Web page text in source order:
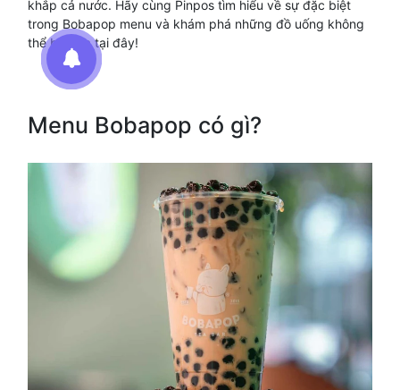
khắp cả nước. Hãy cùng Pinpos tìm hiểu về sự đặc biệt
trong Bobapop menu và khám phá những đồ uống không
thể bỏ qua tại đây!
Menu Bobapop có gì?